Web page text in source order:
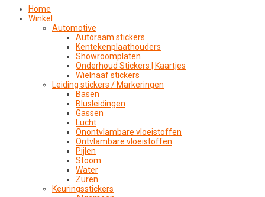
Home
Winkel
Automotive
Autoraam stickers
Kentekenplaathouders
Showroomplaten
Onderhoud Stickers | Kaartjes
Wielnaaf stickers
Leiding stickers / Markeringen
Basen
Blusleidingen
Gassen
Lucht
Onontvlambare vloeistoffen
Ontvlambare vloeistoffen
Pijlen
Stoom
Water
Zuren
Keuringsstickers